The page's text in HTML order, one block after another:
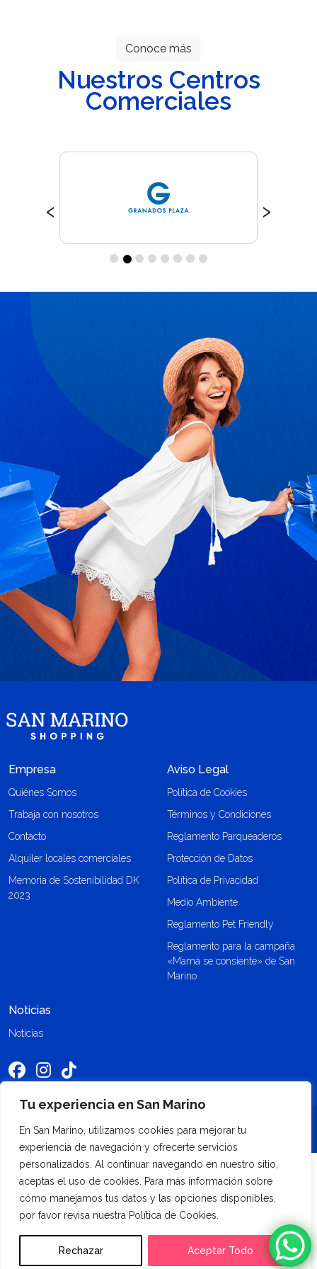
Tu experiencia en San Marino
En San Marino, utilizamos cookies para mejorar tu
experiencia de navegación y ofrecerte servicios
personalizados. Al continuar navegando en nuestro sitio,
aceptas el uso de cookies. Para más información sobre
cómo manejamos tus datos y las opciones disponibles,
por favor revisa nuestra Política de Cookies.
Rechazar Aceptar Todo
Conoce más
Nuestros Centros
Comerciales
‹ ›
Empresa
Quiénes Somos
Trabaja con nosotros
Contacto
Alquiler locales comerciales
Memoria de Sostenibilidad DK
2023
Aviso Legal
Política de Cookies
Términos y Condiciones
Reglamento Parqueaderos
Protección de Datos
Política de Privacidad
Medio Ambiente
Reglamento Pet Friendly
Reglamento para la campaña
«Mamá se consiente» de San
Marino
Noticias
Noticias
©2026 Quicentro Shopping. Todos los derechos reservados